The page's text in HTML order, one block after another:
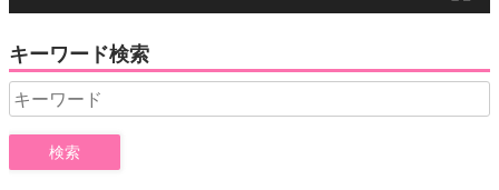
キーワード検索
Search
for: